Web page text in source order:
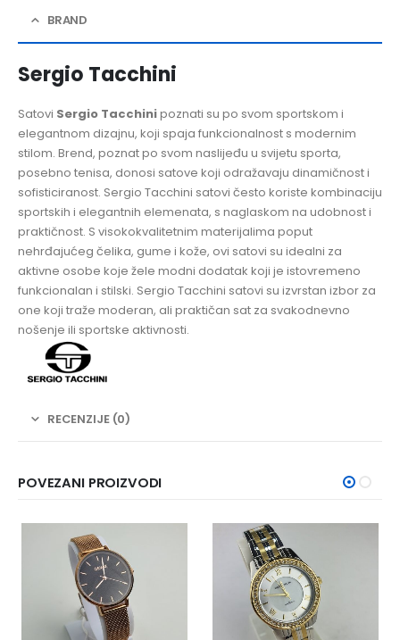
BRAND
Sergio Tacchini
Satovi Sergio Tacchinipoznati su po svom sportskom i
elegantnom dizajnu, koji spaja funkcionalnost s modernim
stilom. Brend, poznat po svom naslijeđu u svijetu sporta,
posebno tenisa, donosi satove koji odražavaju dinamičnost i
sofisticiranost. Sergio Tacchini satovi često koriste kombinaciju
sportskih i elegantnih elemenata, s naglaskom na udobnost i
praktičnost. S visokokvalitetnim materijalima poput
nehrđajućeg čelika, gume i kože, ovi satovi su idealni za
aktivne osobe koje žele modni dodatak koji je istovremeno
funkcionalan i stilski. Sergio Tacchini satovi su izvrstan izbor za
one koji traže moderan, ali praktičan sat za svakodnevno
nošenje ili sportske aktivnosti.
RECENZIJE (0)
POVEZANI PROIZVODI